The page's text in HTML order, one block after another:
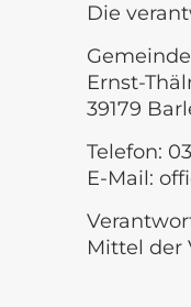
Die
Ernst-
39179
Telefon:
E-Mail:
Mittel der